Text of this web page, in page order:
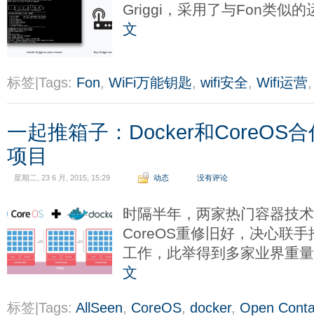
Griggi，采用了与Fon类似
文
标签|Tags: Fon, WiFi万能钥匙, wifi安全, Wifi运营
一起推箱子：Docker和CoreOS
项目
星期二, 23 6 月, 2015, 15:29 动态 没有评论
时隔半年，两家热门容器技
CoreOS重修旧好，决心联
工作，此举得到多家业界重
文
标签|Tags: AllSeen, CoreOS, docker, Open